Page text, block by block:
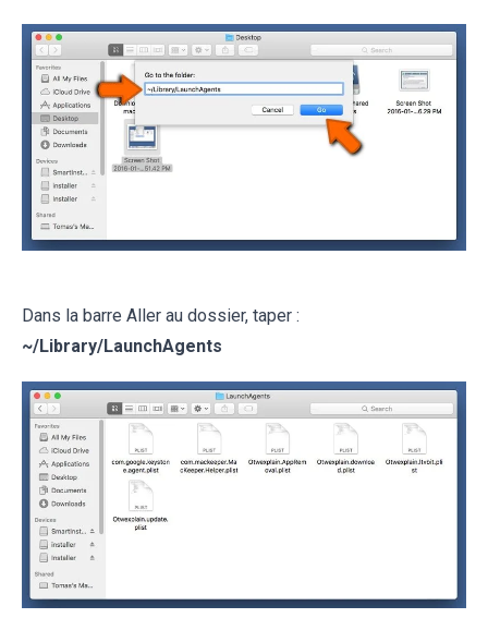
Dans la barre Aller au dossier, taper :
~/Library/LaunchAgents